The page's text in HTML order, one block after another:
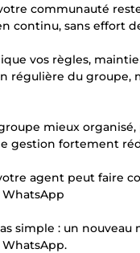
communauté
continu, sans effort
vos règles,
régulière du groupe,
mieux
gestion fortement
agent peut faire
simple : un